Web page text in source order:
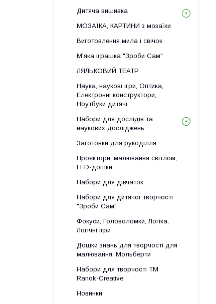
Дитяча вишивка
МОЗАЇКА, КАРТИНИ з мозаїки
Виготовлення мила і свічок
М'яка іграшка "Зроби Сам"
ЛЯЛЬКОВИЙ ТЕАТР
Наука, наукові ігри, Оптика,
Електронні конструктори,
Ноутбуки дитячі
Набори для дослідів та
наукових досліджень
Заготовки для рукоділля
Проєктори, малювання світлом,
LED-дошки
Набори для дівчаток
Набори для дитячої творчості
"Зроби Сам"
Фокуси, Головоломки, Логіка,
Логічні ігри
Дошки знань для творчості для
малювання. Мольберти
Набори для творчості ТМ
Ranok-Creative
Новинки